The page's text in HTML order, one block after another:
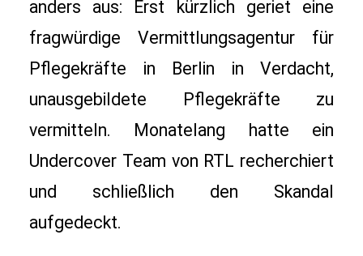
anders aus: Erst kürzlich geriet eine
fragwürdige Vermittlungsagentur für
Pflegekräfte in Berlin in Verdacht,
unausgebildete Pflegekräfte zu
vermitteln. Monatelang hatte ein
Undercover Team von RTL recherchiert
und schließlich den Skandal
aufgedeckt.